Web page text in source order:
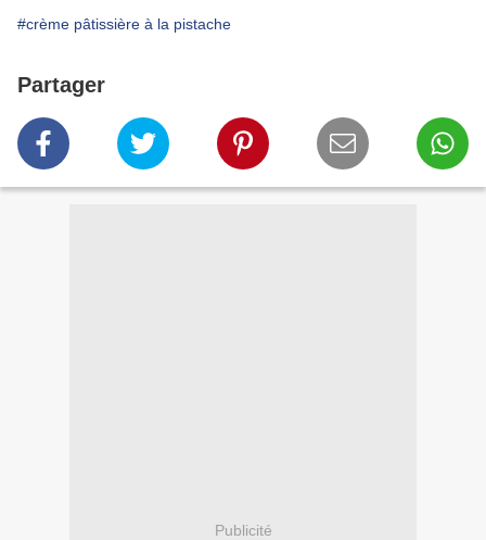
#crème pâtissière à la pistache
Partager
Publicité